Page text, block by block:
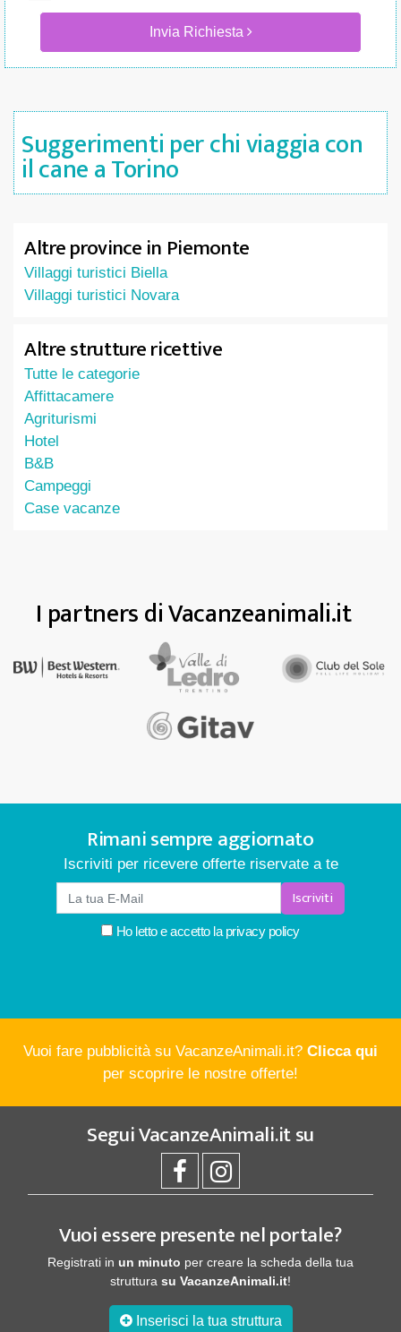
Invia Richiesta
Suggerimenti per chi viaggia con
il cane a Torino
Altre province in Piemonte
Villaggi turistici Biella
Villaggi turistici Novara
Altre strutture ricettive
Tutte le categorie
Affittacamere
Agriturismi
Hotel
B&B
Campeggi
Case vacanze
I partners di Vacanzeanimali.it
Rimani sempre aggiornato
Iscriviti per ricevere offerte riservate a te
Iscriviti
Ho letto e accetto laprivacy policy
Vuoi fare pubblicità su VacanzeAnimali.it? Clicca qui
per scoprire le nostre offerte!
SeguiVacanzeAnimali.itsu
Vuoi essere presente nel portale?
Registrati in un minuto per creare la scheda della tua
struttura su VacanzeAnimali.it!
Inserisci la tua struttura